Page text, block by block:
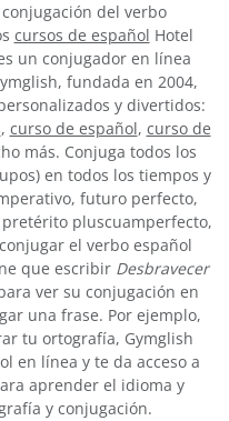
del verbo
cursos de español Hotel
un conjugador en línea
fundada en 2004,
y divertidos:
, curso de español, curso de
más. Conjuga todos los
en todos los tiempos y
futuro perfecto,
pluscuamperfecto,
el verbo español
que escribir Desbravecer
ver su conjugación en
una frase. Por ejemplo,
tu ortografía, Gymglish
en línea y te da acceso a
aprender el idioma y
y conjugación.